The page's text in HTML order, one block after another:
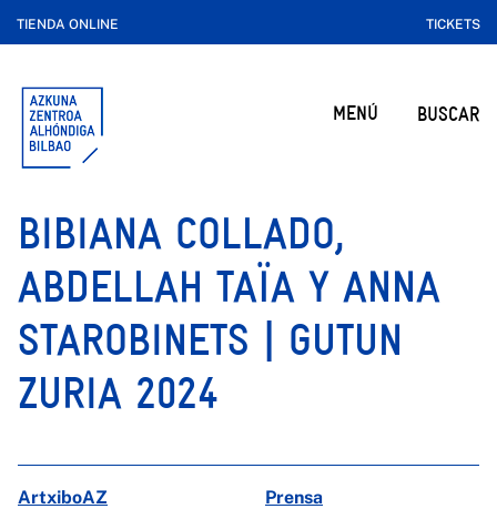
TIENDA ONLINE TICKETS
MENÚ BUSCAR
BIBIANA COLLADO,
ABDELLAH TAÏA Y ANNA
STAROBINETS | GUTUN
ZURIA 2024
ArtxiboAZ
Prensa